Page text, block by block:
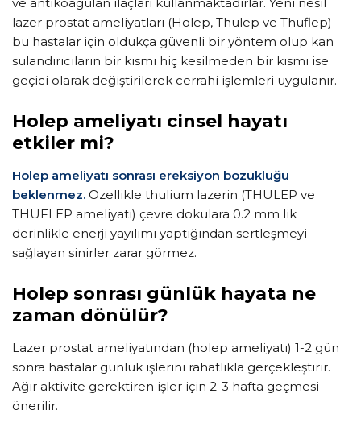
ve antikoagülan ilaçları kullanmaktadırlar. Yeni nesil
lazer prostat ameliyatları (Holep, Thulep ve Thuflep)
bu hastalar için oldukça güvenli bir yöntem olup kan
sulandırıcıların bir kısmı hiç kesilmeden bir kısmı ise
geçici olarak değiştirilerek cerrahi işlemleri uygulanır.
Holep ameliyatı cinsel hayatı
etkiler mi?
Holep ameliyatı sonrası ereksiyon bozukluğu
beklenmez. Özellikle thulium lazerin (THULEP ve
THUFLEP ameliyatı) çevre dokulara 0.2 mm lik
derinlikle enerji yayılımı yaptığından sertleşmeyi
sağlayan sinirler zarar görmez.
Holep sonrası günlük hayata ne
zaman dönülür?
Lazer prostat ameliyatından (holep ameliyatı) 1-2 gün
sonra hastalar günlük işlerini rahatlıkla gerçekleştirir.
Ağır aktivite gerektiren işler için 2-3 hafta geçmesi
önerilir.